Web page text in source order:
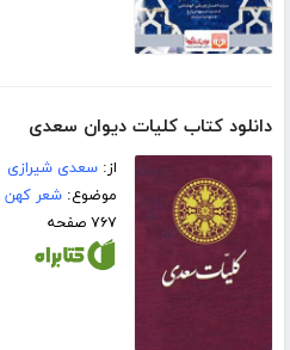
دانلود کتاب کلیات دیوان سعدی
از:سعدی شیرازی
موضوع:شعر کهن
۷۶۷ صفحه